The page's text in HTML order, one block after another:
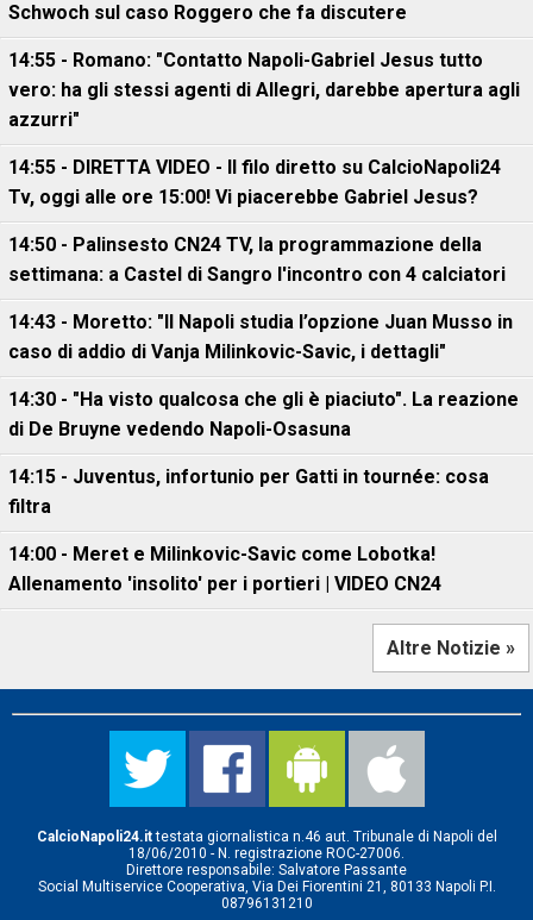
Schwoch sul caso Roggero che fa discutere
14:55 - Romano: "Contatto Napoli-Gabriel Jesus tutto
vero: ha gli stessi agenti di Allegri, darebbe apertura agli
azzurri"
14:55 - DIRETTA VIDEO - Il filo diretto su CalcioNapoli24
Tv, oggi alle ore 15:00! Vi piacerebbe Gabriel Jesus?
14:50 - Palinsesto CN24 TV, la programmazione della
settimana: a Castel di Sangro l'incontro con 4 calciatori
14:43 - Moretto: "Il Napoli studia l’opzione Juan Musso in
caso di addio di Vanja Milinkovic-Savic, i dettagli"
14:30 - "Ha visto qualcosa che gli è piaciuto". La reazione
di De Bruyne vedendo Napoli-Osasuna
14:15 - Juventus, infortunio per Gatti in tournée: cosa
filtra
14:00 - Meret e Milinkovic-Savic come Lobotka!
Allenamento 'insolito' per i portieri | VIDEO CN24
Altre Notizie »
CalcioNapoli24.ittestata giornalistica n.46 aut. Tribunale di Napoli del
18/06/2010 - N. registrazione ROC-27006.
Direttore responsabile: Salvatore Passante
Social Multiservice Cooperativa, Via Dei Fiorentini 21, 80133 Napoli P.I.
08796131210